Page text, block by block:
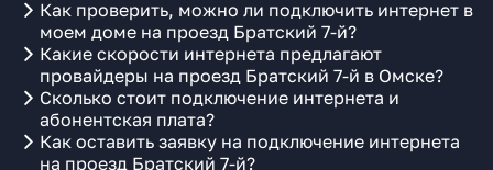
Как проверить, можно ли подключить интернет в
моем доме на проезд Братский 7-й?
Какие скорости интернета предлагают
провайдеры на проезд Братский 7-й в Омске?
Сколько стоит подключение интернета и
абонентская плата?
Как оставить заявку на подключение интернета
на проезд Братский 7-й?